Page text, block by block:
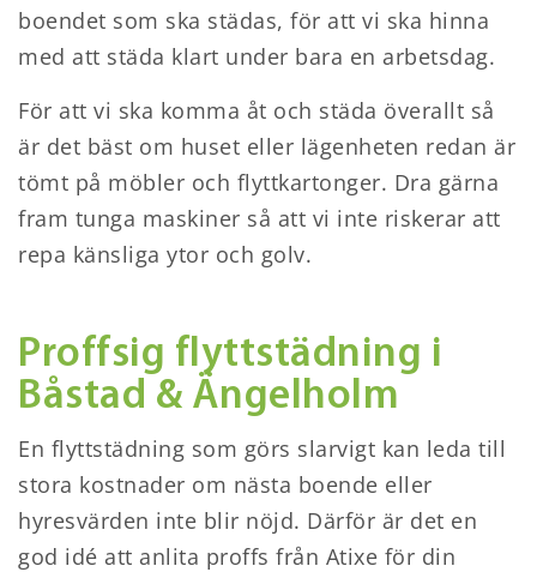
boendet som ska städas, för att vi ska hinna
med att städa klart under bara en arbetsdag.
För att vi ska komma åt och städa överallt så
är det bäst om huset eller lägenheten redan är
tömt på möbler och flyttkartonger. Dra gärna
fram tunga maskiner så att vi inte riskerar att
repa känsliga ytor och golv.
Proffsig flyttstädning i
Båstad & Ängelholm
En flyttstädning som görs slarvigt kan leda till
stora kostnader om nästa boende eller
hyresvärden inte blir nöjd. Därför är det en
god idé att anlita proffs från Atixe för din